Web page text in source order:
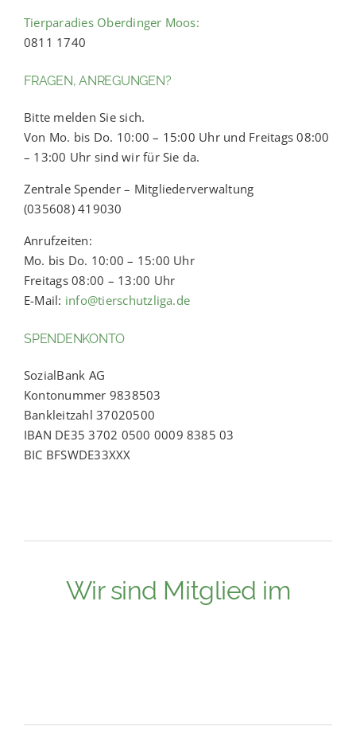
Tierparadies Oberdinger Moos:
0811 1740
FRAGEN, ANREGUNGEN?
Bitte melden Sie sich.
Von Mo. bis Do. 10:00 – 15:00 Uhr und Freitags 08:00
– 13:00 Uhr sind wir für Sie da.
Zentrale Spender – Mitgliederverwaltung
(035608) 419030
Anrufzeiten:
Mo. bis Do. 10:00 – 15:00 Uhr
Freitags 08:00 – 13:00 Uhr
E-Mail: info@tierschutzliga.de
SPENDENKONTO
SozialBank AG
Kontonummer 9838503
Bankleitzahl 37020500
IBAN DE35 3702 0500 0009 8385 03
BIC BFSWDE33XXX
Wir sind Mitglied im